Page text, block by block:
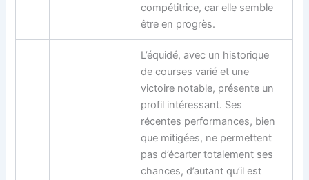
compétitrice, car elle semble
être en progrès.
L’équidé, avec un historique
de courses varié et une
victoire notable, présente un
profil intéressant. Ses
récentes performances, bien
que mitigées, ne permettent
pas d’écarter totalement ses
chances, d’autant qu’il est